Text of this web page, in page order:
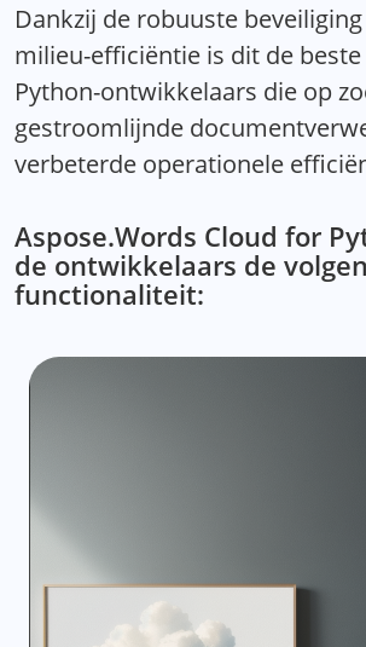
Dankzij de robuuste
milieu-efficiëntie is dit de
Python-ontwikkelaars die op
gestroomlijnde
verbeterde operationele
Aspose.Words Cloud for
de ontwikkelaars de
functionaliteit: